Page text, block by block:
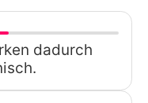
dadurch